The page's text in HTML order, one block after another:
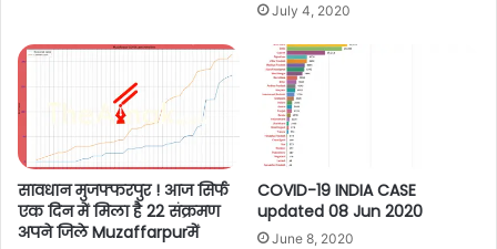
July 4, 2020
सावधान मुजफ्फरपुर ! आज सिर्फ
एक दिन में मिला है 22 संक्रमण
अपने जिले Muzaffarpurमें
COVID-19 INDIA CASE
updated 08 Jun 2020
June 8, 2020